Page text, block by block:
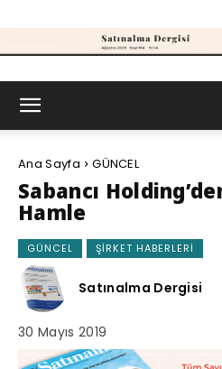
Ana Sayfa GÜNCEL
Sabancı
Hamle
GÜNCEL ŞIRKET HABERLERI
Satınalma Dergisi
30 Mayıs 2019